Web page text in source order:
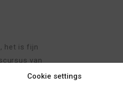
Cookie settings
het is fijn
van
die je